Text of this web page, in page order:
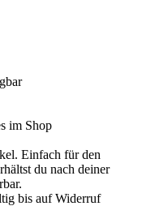
im Shop
Einfach für den
du nach deiner
bis auf Widerruf